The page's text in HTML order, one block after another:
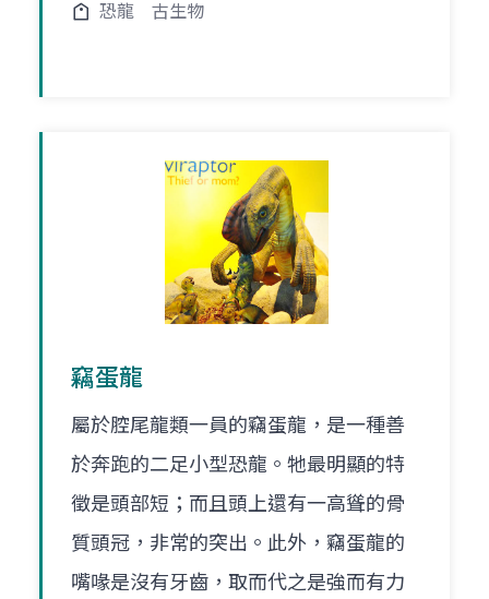
恐龍 古生物
竊蛋龍
屬於腔尾龍類一員的竊蛋龍，是一種善
於奔跑的二足小型恐龍。牠最明顯的特
徵是頭部短；而且頭上還有一高聳的骨
質頭冠，非常的突出。此外，竊蛋龍的
嘴喙是沒有牙齒，取而代之是強而有力